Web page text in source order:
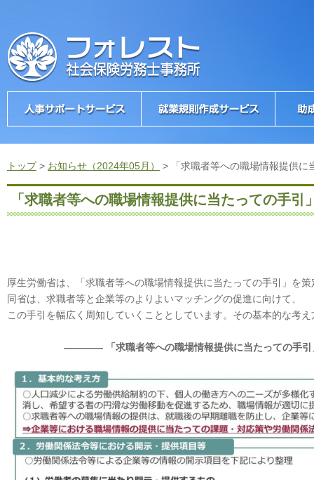
トップ> お知らせ（2024年05月） > 「求職者等への職場情報提供
「求職者等への職場情報提供に当たっての手引
厚生労働省は、「求職者等への職場情報提供に当たっての手引」を
同省は、求職者等と企業等のよりよいマッチングの促進に向けて、
この手引を幅広く周知していくこととしています。その基本的な考
―――― 「求職者等への職場情報提供に当たっての手